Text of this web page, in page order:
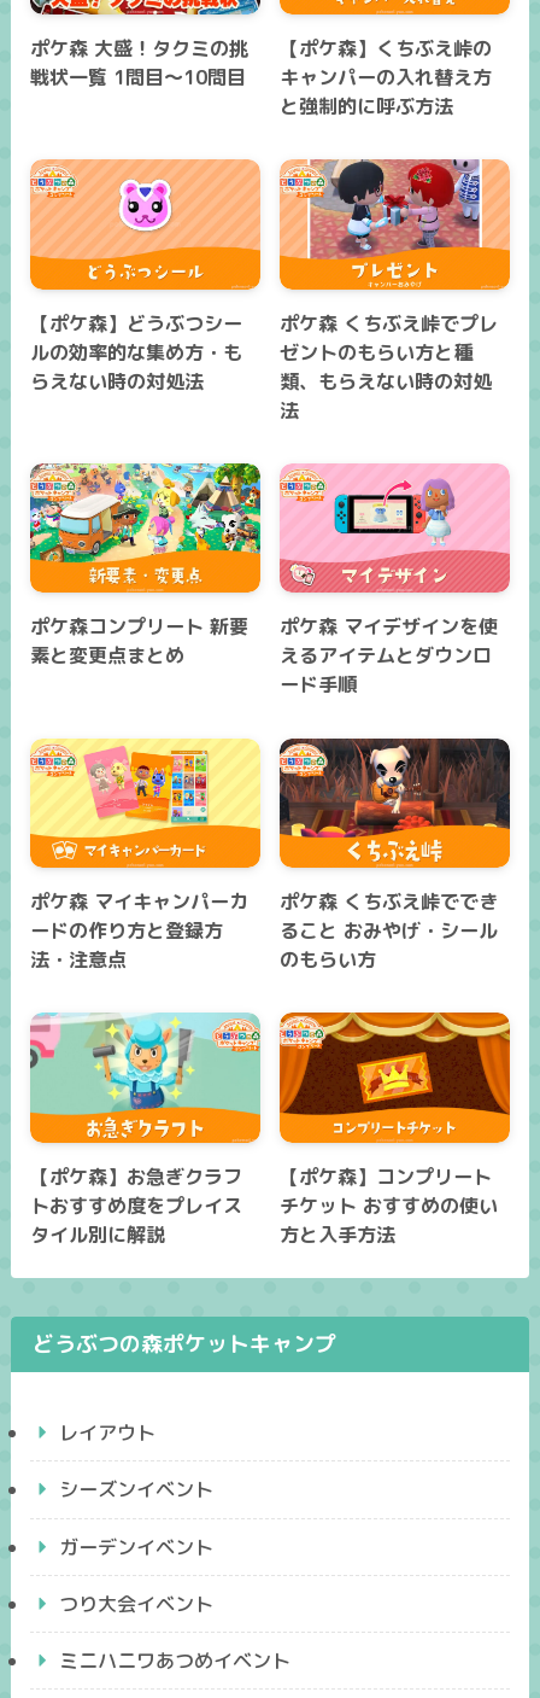
ポケ森 大盛！タクミの挑
戦状一覧 1問目～10問目
【ポケ森】くちぶえ峠の
キャンパーの入れ替え方
と強制的に呼ぶ方法
【ポケ森】どうぶつシー
ルの効率的な集め方・も
らえない時の対処法
ポケ森 くちぶえ峠でプレ
ゼントのもらい方と種
類、もらえない時の対処
法
ポケ森コンプリート 新要
素と変更点まとめ
ポケ森 マイデザインを使
えるアイテムとダウンロ
ード手順
ポケ森 マイキャンパーカ
ードの作り方と登録方
法・注意点
ポケ森 くちぶえ峠ででき
ること おみやげ・シール
のもらい方
【ポケ森】お急ぎクラフ
トおすすめ度をプレイス
タイル別に解説
【ポケ森】コンプリート
チケット おすすめの使い
方と入手方法
どうぶつの森ポケットキャンプ
レイアウト
シーズンイベント
ガーデンイベント
つり大会イベント
ミニハニワあつめイベント